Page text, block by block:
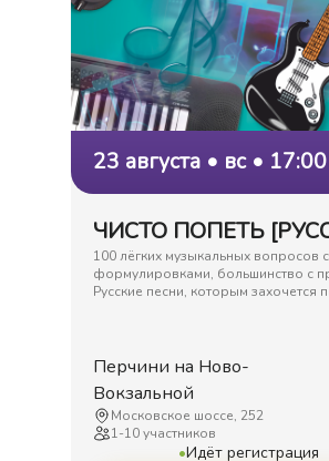
23 августа • вс • 17:00
ЧИСТО ПОПЕТЬ
100 лёгких музыкальных вопросов
формулировками, большинство с
Русские песни, которым захочется
Перчини на Ново-
Вокзальной
Московское шоссе, 252
1-10участников
•Идёт регистрация